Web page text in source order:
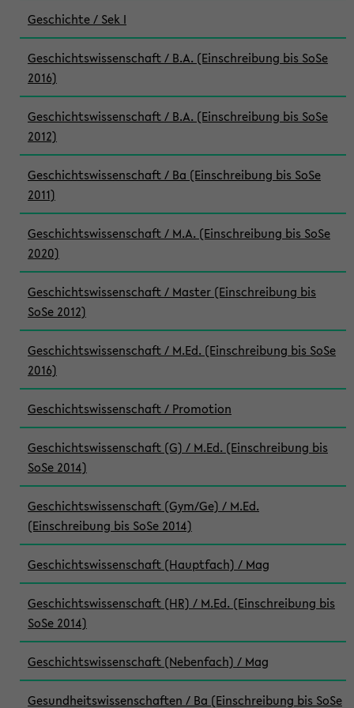
Geschichte / Sek I
Geschichtswissenschaft / B.A. (Einschreibung bis SoSe
2016)
Geschichtswissenschaft / B.A. (Einschreibung bis SoSe
2012)
Geschichtswissenschaft / Ba (Einschreibung bis SoSe
2011)
Geschichtswissenschaft / M.A. (Einschreibung bis SoSe
2020)
Geschichtswissenschaft / Master (Einschreibung bis
SoSe 2012)
Geschichtswissenschaft / M.Ed. (Einschreibung bis SoSe
2016)
Geschichtswissenschaft / Promotion
Geschichtswissenschaft (G) / M.Ed. (Einschreibung bis
SoSe 2014)
Geschichtswissenschaft (Gym/Ge) / M.Ed.
(Einschreibung bis SoSe 2014)
Geschichtswissenschaft (Hauptfach) / Mag
Geschichtswissenschaft (HR) / M.Ed. (Einschreibung bis
SoSe 2014)
Geschichtswissenschaft (Nebenfach) / Mag
Gesundheitswissenschaften / Ba (Einschreibung bis SoSe